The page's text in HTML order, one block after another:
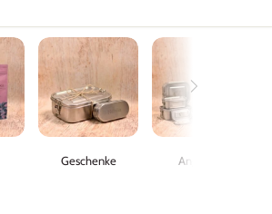
Geschenke Angebote